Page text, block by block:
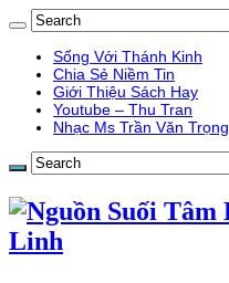
Sống Với Thánh Kinh
Chia Sẻ Niềm Tin
Giới Thiệu Sách Hay
Youtube – Thu Tran
Nhạc Ms Trần Văn Trọng
Linh